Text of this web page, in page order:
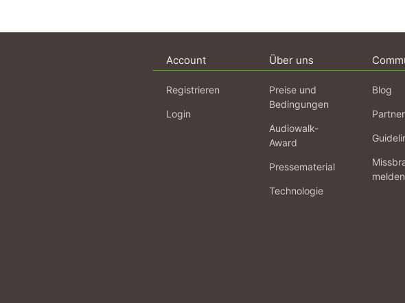
Account
Registrieren
Login
Über uns
Preise und
Bedingungen
Audiowalk-
Award
Pressematerial
Technologie
Blog
melden